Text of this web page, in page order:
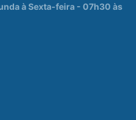
à Sexta-feira - 07h30 às